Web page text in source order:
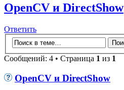
OpenCV и DirectShow
Ответить
Сообщений: 4 • Страница 1 из 1
OpenCV и DirectShow